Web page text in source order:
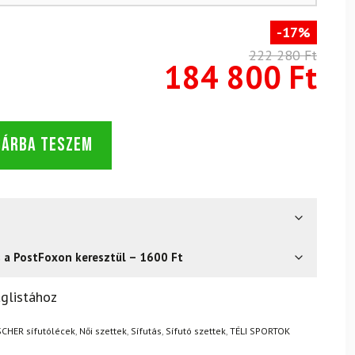
-17%
222 280 Ft
184 800 Ft
TESZEM
a PostFoxon keresztül – 1600 Ft
gond – a terméket egyszerűen visszaküldheti 14
sífutólécek, Női szettek, Sífutás Sífutó szettek, TÉLI SPORTOK